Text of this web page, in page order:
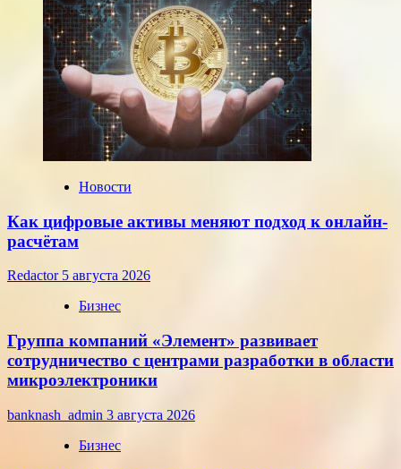
и
евро,
установленные
ЦБ
РФ
на
среду,
22
июля
2026
года
Новости
Как цифровые активы меняют подход к онлайн-
расчётам
Redactor 5 августа 2026
Бизнес
Группа компаний «Элемент» развивает
сотрудничество с центрами разработки в области
микроэлектроники
banknash_admin 3 августа 2026
Бизнес